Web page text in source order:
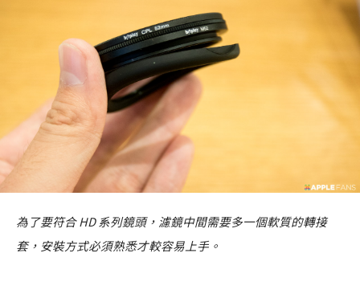
為了要符合 HD 系列鏡頭，濾鏡中間需要多一個軟質的轉接
套，安裝方式必須熟悉才較容易上手。